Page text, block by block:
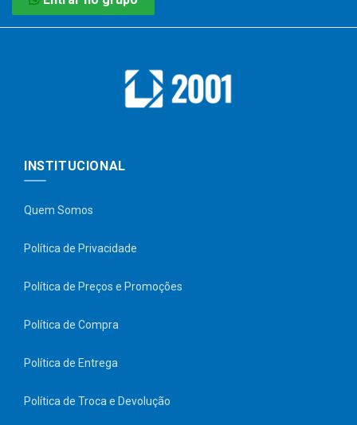
INSTITUCIONAL
Quem Somos
Política de Privacidade
Política de Preços e Promoções
Política de Compra
Política de Entrega
Política de Troca e Devolução